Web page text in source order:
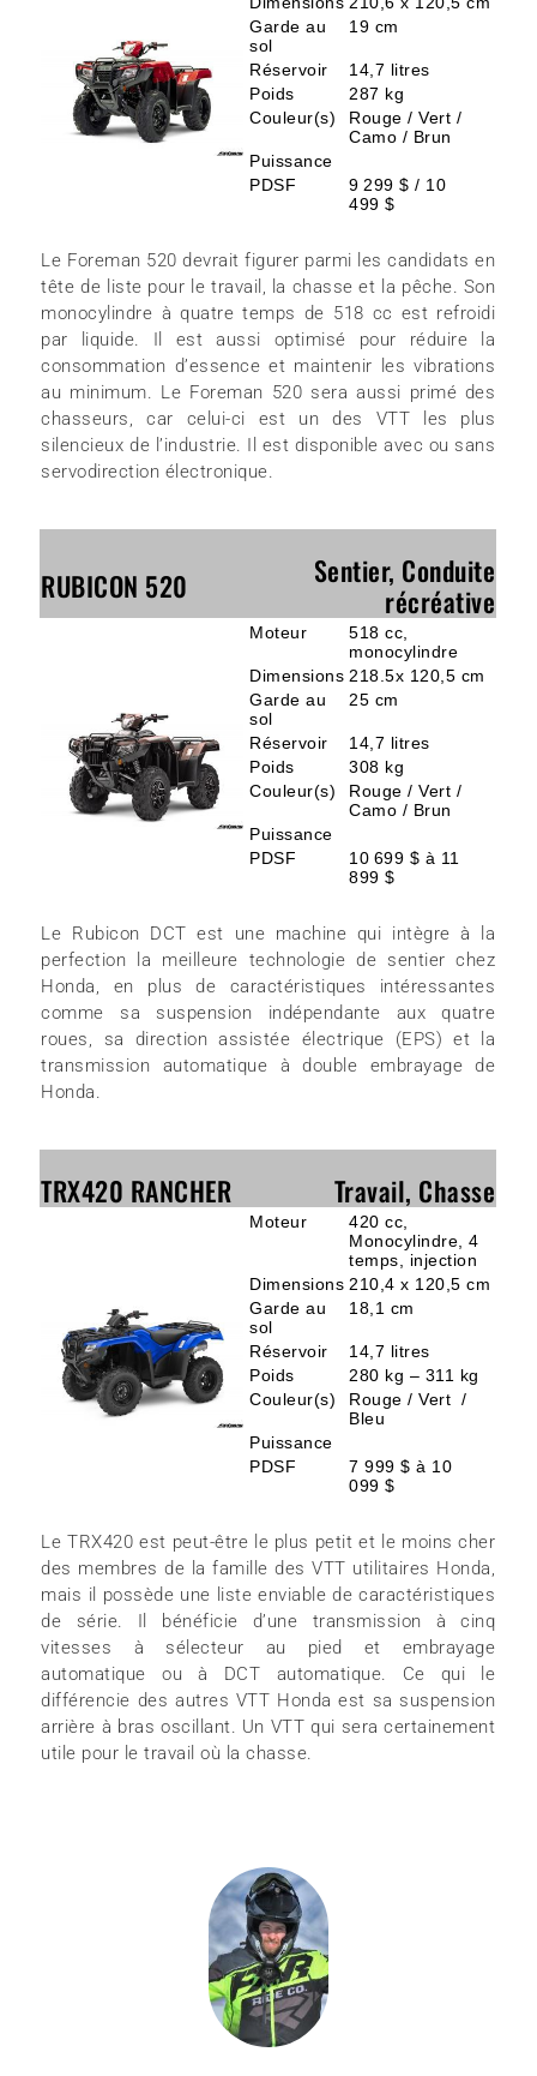
Garde au
sol
19 cm
Réservoir
14,7 litres
Poids
287 kg
Couleur(s)
Rouge / Vert /
Camo / Brun
Puissance
PDSF
9 299 $ / 10
499 $
Le Foreman 520 devrait figurer parmi les candidats en
tête de liste pour le travail, la chasse et la pêche. Son
monocylindre à quatre temps de 518 cc est refroidi
par liquide. Il est aussi optimisé pour réduire la
consommation d’essence et maintenir les vibrations
au minimum. Le Foreman 520 sera aussi primé des
chasseurs, car celui-ci est un des VTT les plus
silencieux de l’industrie. Il est disponible avec ou sans
servodirection électronique.
RUBICON 520
Sentier, Conduite
récréative
Moteur
518 cc,
monocylindre
Dimensions 218.5x 120,5 cm
Garde au
sol
25 cm
Réservoir
14,7 litres
Poids
308 kg
Couleur(s)
Rouge / Vert /
Camo / Brun
Puissance
PDSF
10 699 $ à 11
899 $
Le Rubicon DCT est une machine qui intègre à la
perfection la meilleure technologie de sentier chez
Honda, en plus de caractéristiques intéressantes
comme sa suspension indépendante aux quatre
roues, sa direction assistée électrique (EPS) et la
transmission automatique à double embrayage de
Honda.
TRX420 RANCHER Travail, Chasse
Moteur
420 cc,
Monocylindre, 4
temps, injection
Dimensions 210,4 x 120,5 cm
Garde au
sol
18,1 cm
Réservoir
14,7 litres
Poids
280 kg – 311 kg
Couleur(s)
Rouge / Vert /
Bleu
Puissance
PDSF
7 999 $ à 10
099 $
Le TRX420 est peut-être le plus petit et le moins cher
des membres de la famille des VTT utilitaires Honda,
mais il possède une liste enviable de caractéristiques
de série. Il bénéficie d’une transmission à cinq
vitesses à sélecteur au pied et embrayage
automatique ou à DCT automatique. Ce qui le
différencie des autres VTT Honda est sa suspension
arrière à bras oscillant. Un VTT qui sera certainement
utile pour le travail où la chasse.